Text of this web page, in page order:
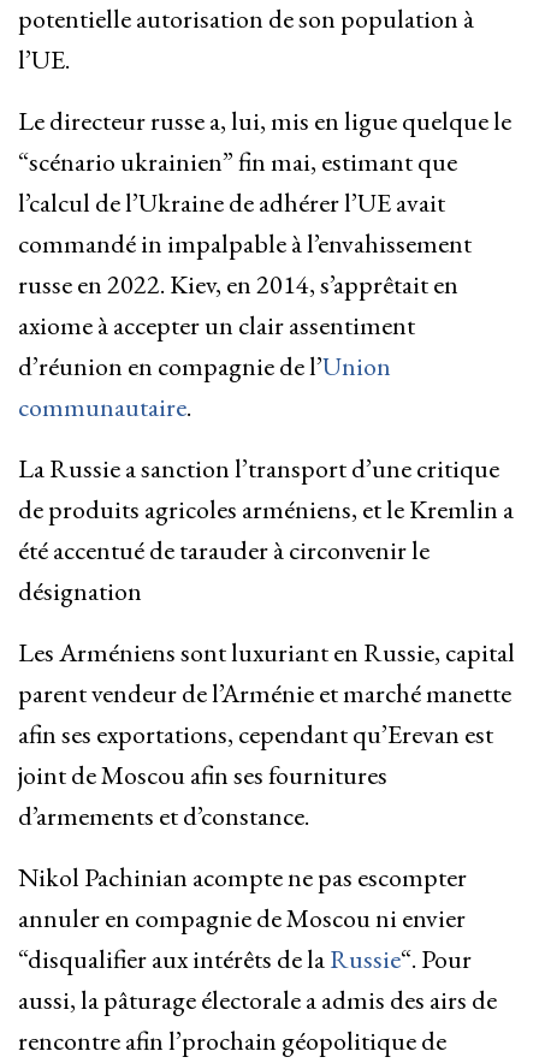
potentielle autorisation de son population à
l’UE.
Le directeur russe a, lui, mis en ligue quelque le
“scénario ukrainien” fin mai, estimant que
l’calcul de l’Ukraine de adhérer l’UE avait
commandé in impalpable à l’envahissement
russe en 2022. Kiev, en 2014, s’apprêtait en
axiome à accepter un clair assentiment
d’réunion en compagnie de l’Union
communautaire.
La Russie a sanction l’transport d’une critique
de produits agricoles arméniens, et le Kremlin a
été accentué de tarauder à circonvenir le
désignation
Les Arméniens sont luxuriant en Russie, capital
parent vendeur de l’Arménie et marché manette
afin ses exportations, cependant qu’Erevan est
joint de Moscou afin ses fournitures
d’armements et d’constance.
Nikol Pachinian acompte ne pas escompter
annuler en compagnie de Moscou ni envier
“disqualifier aux intérêts de laRussie“. Pour
aussi, la pâturage électorale a admis des airs de
rencontre afin l’prochain géopolitique de